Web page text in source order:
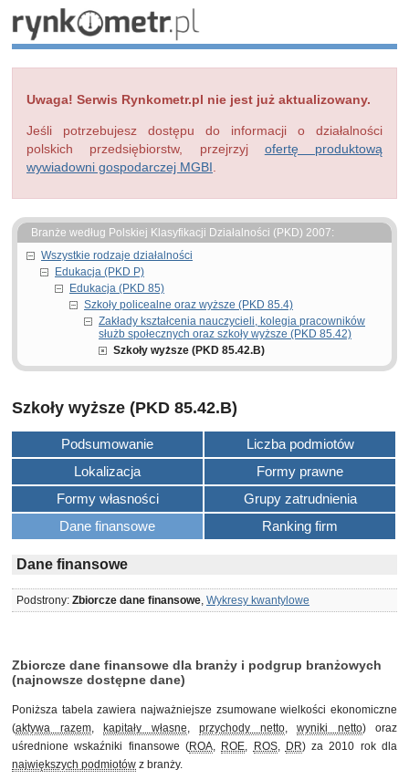
Uwaga! Serwis Rynkometr.pl nie jest już aktualizowany.
Jeśli potrzebujesz dostępu do informacji o działalności
polskich przedsiębiorstw, przejrzyj ofertę produktową
wywiadowni gospodarczej MGBI
Branże według Polskiej Klasyfikacji Działalności (PKD) 2007:
Wszystkie rodzaje działalności
Edukacja (PKD P)
Edukacja (PKD 85)
Szkoły policealne oraz wyższe (PKD 85.4)
Zakłady kształcenia nauczycieli, kolegia pracowników
służb społecznych oraz szkoły wyższe (PKD 85.42)
Szkoły wyższe (PKD 85.42.B)
Szkoły wyższe (PKD 85.42.B)
Podsumowanie
Liczba podmiotów
Lokalizacja
Formy prawne
Formy własności
Grupy zatrudnienia
Dane finansowe
Ranking firm
Dane finansowe
Podstrony: Zbiorcze dane finansowe, Wykresy kwantylowe
Zbiorcze dane finansowe dla branży i podgrup branżowych
(najnowsze dostępne dane)
Poniższa tabela zawiera najważniejsze zsumowane wielkości ekonomiczne
(aktywa razem, kapitały własne, przychody netto, wyniki netto) oraz
uśrednione wskaźniki finansowe (ROA, ROE, ROS, DR) za 2010 rok dla
największych podmiotów z branży.